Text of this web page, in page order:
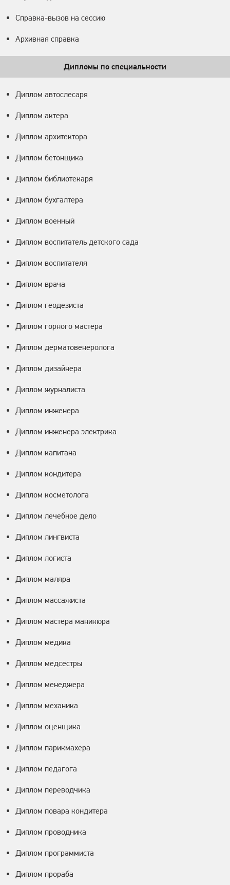
Справка-вызов на сессию
Архивная справка
Дипломы по специальности
Диплом автослесаря
Диплом актера
Диплом архитектора
Диплом бетонщика
Диплом библиотекаря
Диплом бухгалтера
Диплом военный
Диплом воспитатель детского сада
Диплом воспитателя
Диплом врача
Диплом геодезиста
Диплом горного мастера
Диплом дерматовенеролога
Диплом дизайнера
Диплом журналиста
Диплом инженера
Диплом инженера электрика
Диплом капитана
Диплом кондитера
Диплом косметолога
Диплом лечебное дело
Диплом лингвиста
Диплом логиста
Диплом маляра
Диплом массажиста
Диплом мастера маникюра
Диплом медика
Диплом медсестры
Диплом менеджера
Диплом механика
Диплом оценщика
Диплом парикмахера
Диплом педагога
Диплом переводчика
Диплом повара кондитера
Диплом проводника
Диплом программиста
Диплом прораба